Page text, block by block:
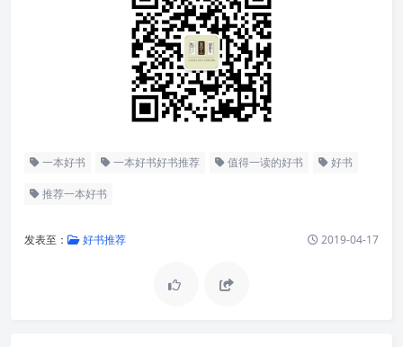
一本好书 一本好书好书推荐 值得一读的好书 好书
推荐一本好书
发表至： 好书推荐 2019-04-17